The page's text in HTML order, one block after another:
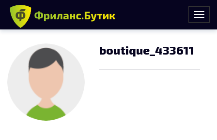
boutique_433611